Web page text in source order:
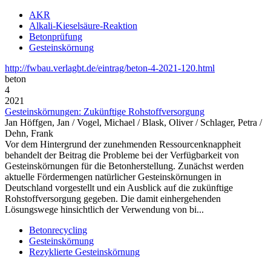
AKR
Alkali-Kieselsäure-Reaktion
Betonprüfung
Gesteinskörnung
http://fwbau.verlagbt.de/eintrag/beton-4-2021-120.html
beton
4
2021
Gesteinskörnungen: Zukünftige Rohstoffversorgung
Jan Höffgen, Jan / Vogel, Michael / Blask, Oliver / Schlager, Petra /
Dehn, Frank
Vor dem Hintergrund der zunehmenden Ressourcenknappheit
behandelt der Beitrag die Probleme bei der Verfügbarkeit von
Gesteinskörnungen für die Betonherstellung. Zunächst werden
aktuelle Fördermengen natürlicher Gesteinskörnungen in
Deutschland vorgestellt und ein Ausblick auf die zukünftige
Rohstoffversorgung gegeben. Die damit einhergehenden
Lösungswege hinsichtlich der Verwendung von bi...
Betonrecycling
Gesteinskörnung
Rezyklierte Gesteinskörnung